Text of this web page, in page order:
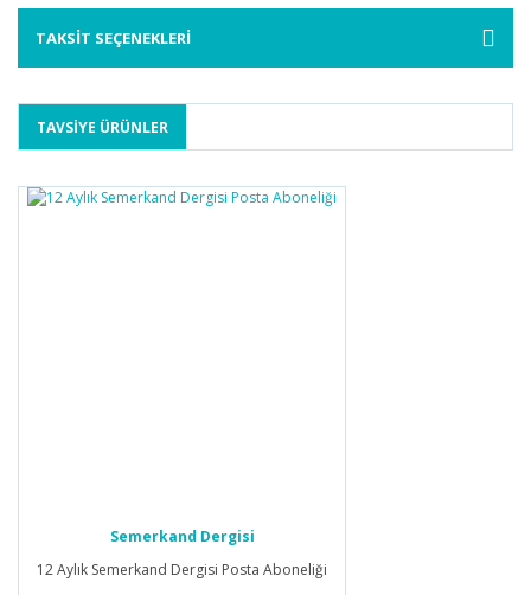
TAKSİT SEÇENEKLERİ
TAVSİYE ÜRÜNLER
Semerkand Dergisi
12 Aylık Semerkand Dergisi Posta Aboneliği